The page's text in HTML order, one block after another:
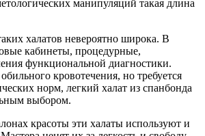
манипуляций такая длина
халатов невероятно широка. В
кабинеты, процедурные,
функциональной диагностики.
кровотечения, но требуется
норм, легкий халат из спанбонда
выбором.
красоты эти халаты используют и